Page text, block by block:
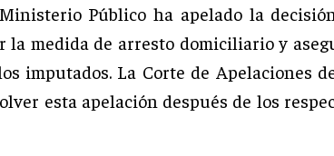
Público ha apelado la
la medida de arresto domiciliario y
imputados. La Corte de Apelaciones
esta apelación después de los